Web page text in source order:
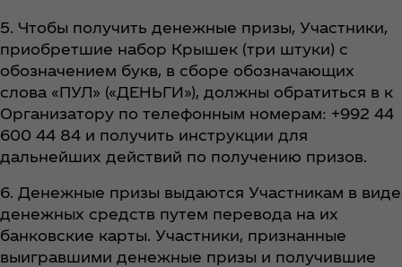
5. Чтобы получить денежные призы, Участники,
приобретшие набор Крышек (три штуки) с
обозначением букв, в сборе обозначающих
слова «ПУЛ» («ДЕНЬГИ»), должны обратиться в к
Организатору по телефонным номерам: +992 44
600 44 84 и получить инструкции для
дальнейших действий по получению призов.
6. Денежные призы выдаются Участникам в виде
денежных средств путем перевода на их
банковские карты. Участники, признанные
выигравшими денежные призы и получившие